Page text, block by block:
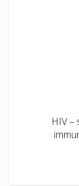
HIV –